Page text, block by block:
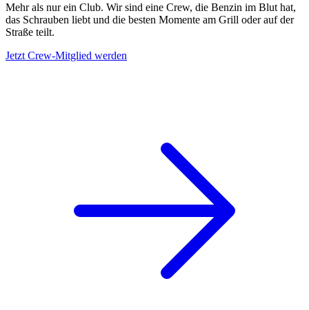
Mehr als nur ein Club. Wir sind eine Crew, die Benzin im Blut hat,
das Schrauben liebt und die besten Momente am Grill oder auf der
Straße teilt.
Jetzt Crew-Mitglied werden